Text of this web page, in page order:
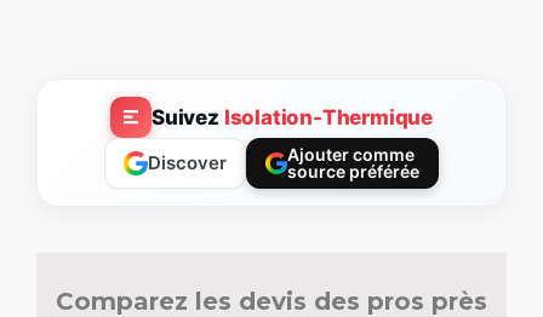
Suivez Isolation-Thermique
Discover
Ajouter comme
source préférée
Comparez les devis des pros près